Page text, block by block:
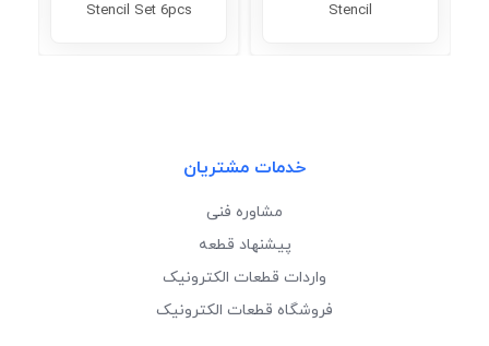
Stencil
Stencil Set 6pcs
خدمات مشتریان
مشاوره فنی
پیشنهاد قطعه
واردات قطعات الکترونیک
فروشگاه قطعات الکترونیک